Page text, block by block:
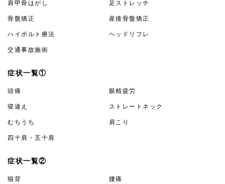
肩甲骨はがし 足ストレッチ
骨盤矯正 産後骨盤矯正
ハイボルト療法 ヘッドリフレ
交通事故施術
症状一覧①
頭痛 眼精疲労
寝違え ストレートネック
むちうち 肩こり
四十肩・五十肩
症状一覧②
猫背 腰痛